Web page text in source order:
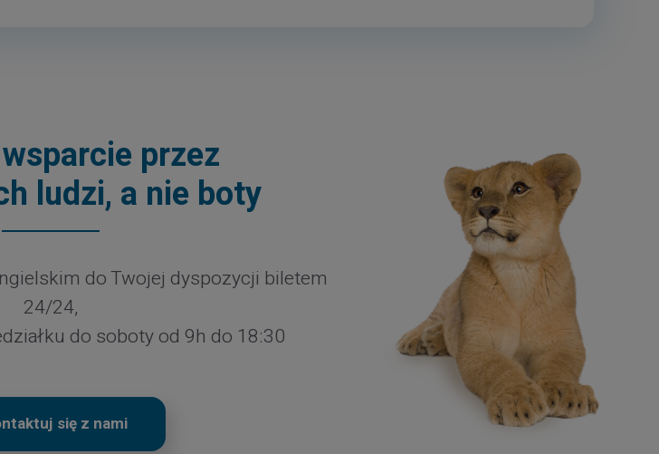
przez
ludzi, a nie boty
do Twojej dyspozycji biletem
24/24,
do soboty od 9h do 18:30
się z nami